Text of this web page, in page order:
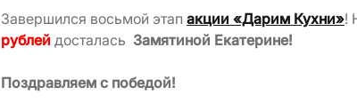
Завершился восьмой этап акции «Дарим Кухни»!
рублей досталась Замятиной Екатерине!
Поздравляем с победой!